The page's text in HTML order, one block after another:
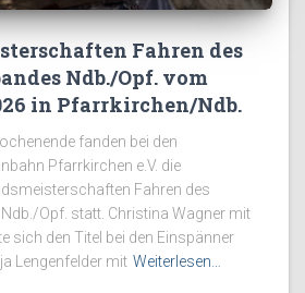
Fahren des
Ndb./Opf. vom
in Pfarrkirchen/Ndb.
fanden bei den
Pfarrkirchen e.V. die
Fahren des
Opf. statt. Christina Wagner mit
sich den Titel bei den Einspänner
Lengenfelder mit Weiterlesen…